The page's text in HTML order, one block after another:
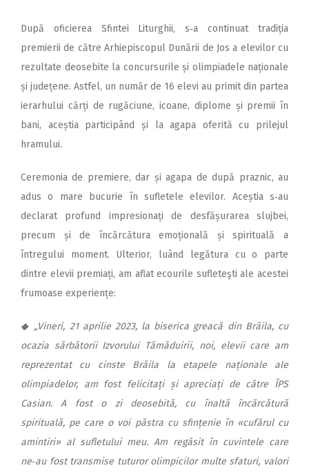
După oficierea Sfintei Liturghii, s‑a continuat tradiția
premierii de către Arhiepiscopul Dunării de Jos a elevilor cu
rezultate deosebite la concursurile și olimpiadele naționale
și județene. Astfel, un număr de 16 elevi au primit din partea
ierarhului cărți de rugăciune, icoane, diplome și premii în
bani, aceștia participând și la agapa oferită cu prilejul
hramului.
Ceremonia de premiere, dar și agapa de după praznic, au
adus o mare bucurie în sufletele elevilor. Aceștia s‑au
declarat profund impresionați de desfășurarea slujbei,
precum și de încărcătura emoțională și spirituală a
întregului moment. Ulterior, luând legătura cu o parte
dintre elevii premiați, am aflat ecourile sufleteşti ale acestei
frumoase experiențe:
◆ „Vineri, 21 aprilie 2023, la biserica greacă din Brăila, cu
ocazia sărbătorii Izvorului Tămăduirii, noi, elevii care am
reprezentat cu cinste Brăila la etapele naționale ale
olimpiadelor, am fost felicitați și apreciați de către ÎPS
Casian. A fost o zi deosebită, cu înaltă încărcătură
spirituală, pe care o voi păstra cu sfințenie în «cufărul cu
amintiri» al sufletului meu. Am regăsit în cuvintele care
ne‑au fost transmise tuturor olimpicilor multe sfaturi, valori